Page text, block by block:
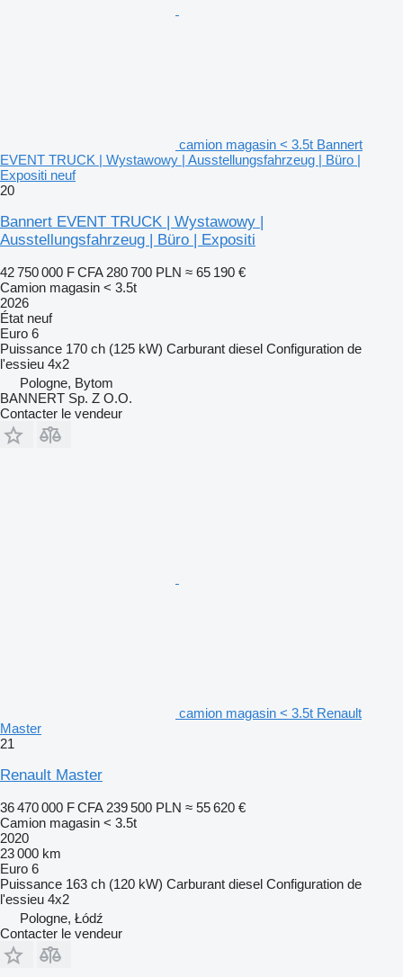
camion magasin < 3.5t Bannert
EVENT TRUCK | Wystawowy | Ausstellungsfahrzeug | Büro |
Expositi neuf
20
Bannert EVENT TRUCK | Wystawowy |
Ausstellungsfahrzeug | Büro | Expositi
42 750 000 F CFA 280 700 PLN ≈ 65 190 €
Camion magasin < 3.5t
2026
État neuf
Euro 6
Puissance 170 ch (125 kW) Carburant diesel Configuration de
l'essieu 4x2
Pologne, Bytom
BANNERT Sp. Z O.O.
Contacter le vendeur
camion magasin < 3.5t Renault
Master
21
Renault Master
36 470 000 F CFA 239 500 PLN ≈ 55 620 €
Camion magasin < 3.5t
2020
23 000 km
Euro 6
Puissance 163 ch (120 kW) Carburant diesel Configuration de
l'essieu 4x2
Pologne, Łódź
Contacter le vendeur